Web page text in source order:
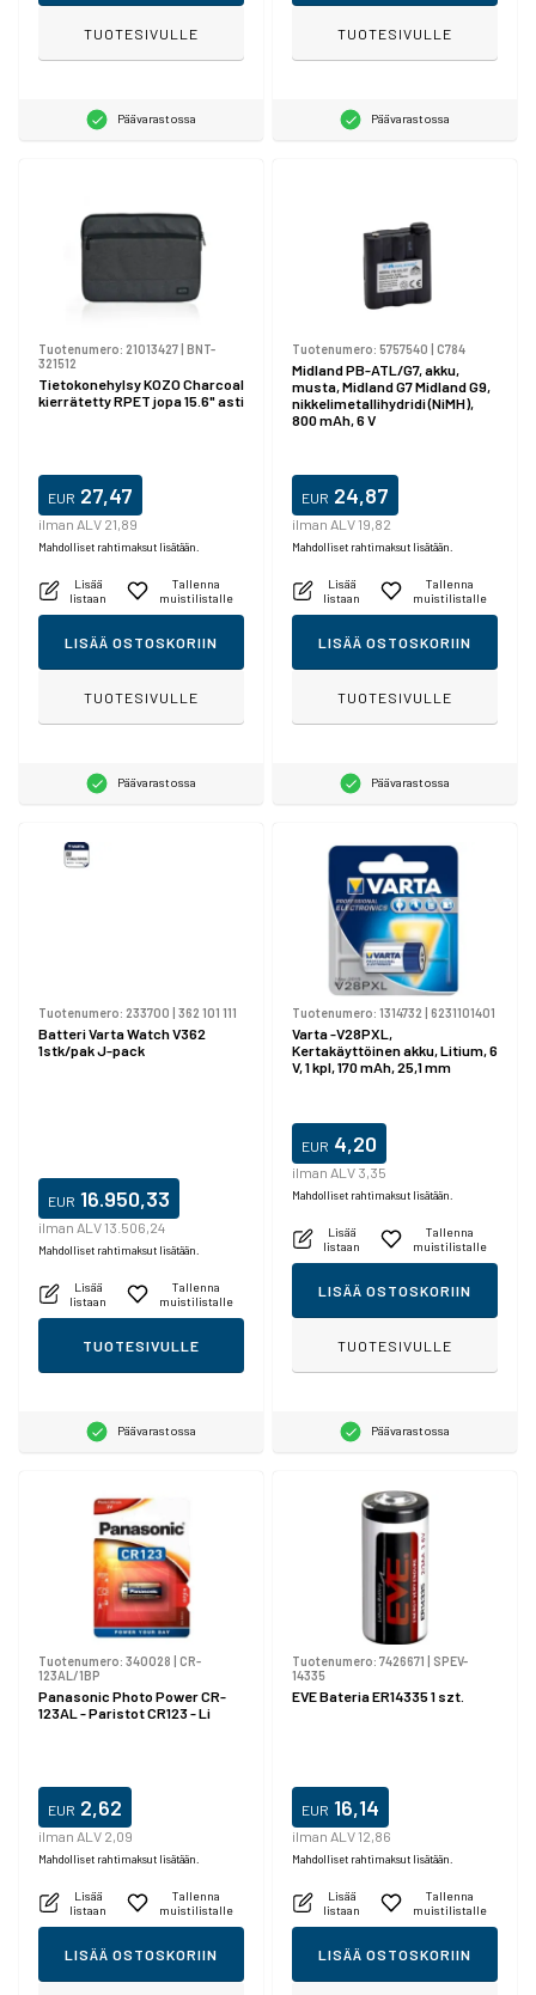
TUOTESIVULLE
Päävarastossa
TUOTESIVULLE
Päävarastossa
Tuotenumero: 21013427| BNT-
321512
Tietokonehylsy KOZO Charcoal
kierrätetty RPET jopa 15.6" asti
EUR 27,47
ilman ALV 21,89
Mahdolliset rahtimaksut lisätään.
Lisää
listaan
Tallenna
muistilistalle
LISÄÄ OSTOSKORIIN
TUOTESIVULLE
Päävarastossa
Tuotenumero: 5757540 | C784
Midland PB-ATL/G7, akku,
musta, Midland G7 Midland G9,
nikkelimetallihydridi (NiMH),
800 mAh, 6 V
EUR 24,87
ilman ALV 19,82
Mahdolliset rahtimaksut lisätään.
Lisää
listaan
Tallenna
muistilistalle
LISÄÄ OSTOSKORIIN
TUOTESIVULLE
Päävarastossa
Tuotenumero: 233700 | 362 101 111
Batteri Varta Watch V362
1stk/pak J-pack
EUR 16.950,33
ilman ALV 13.506,24
Mahdolliset rahtimaksut lisätään.
Lisää
listaan
Tallenna
muistilistalle
TUOTESIVULLE
Päävarastossa
Tuotenumero: 1314732 | 6231101401
Varta -V28PXL,
Kertakäyttöinen akku, Litium, 6
V, 1 kpl, 170 mAh, 25,1 mm
EUR 4,20
ilman ALV 3,35
Mahdolliset rahtimaksut lisätään.
Lisää
listaan
Tallenna
muistilistalle
LISÄÄ OSTOSKORIIN
TUOTESIVULLE
Päävarastossa
Tuotenumero: 340028
CR-
123AL/1BP
Panasonic Photo Power CR-
123AL - Paristot CR123 - Li
EUR 2,62
ilman ALV 2,09
Mahdolliset rahtimaksut lisätään.
Lisää
listaan
Tallenna
muistilistalle
LISÄÄ OSTOSKORIIN
Tuotenumero: 7426671
SPEV-
14335
EVE Bateria ER14335 1 szt.
EUR 16,14
ilman ALV 12,86
Mahdolliset rahtimaksut lisätään.
Lisää
listaan
Tallenna
muistilistalle
LISÄÄ OSTOSKORIIN